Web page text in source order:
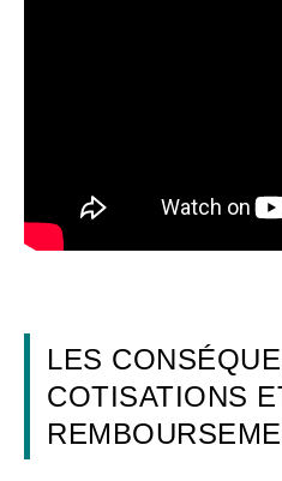
LES
COTISATIONS